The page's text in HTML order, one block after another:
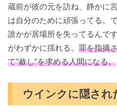
蔵前が彼の元を訪ね、静かに
は自分のために頑張ってる。
誰かが居場所を失ってるんで
がわずかに揺れる。 罪を指摘
て“赦し”を求める人間になる。
ウインクに隠され